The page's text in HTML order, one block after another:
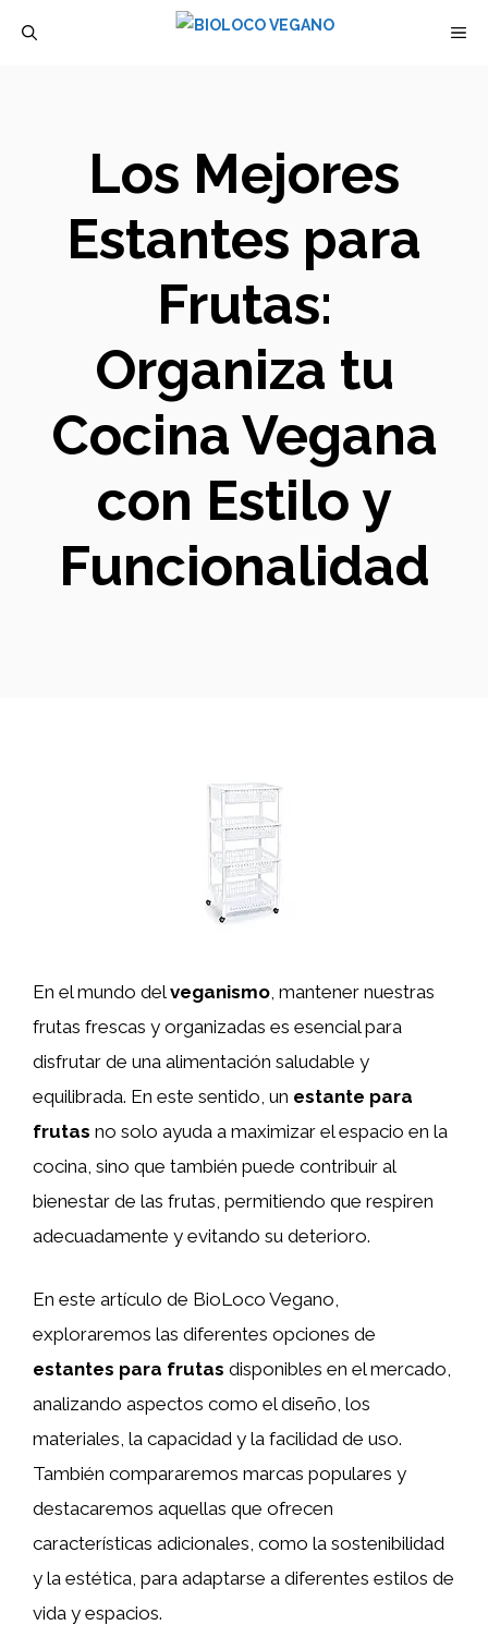
Los Mejores
Estantes para
Frutas:
Organiza tu
Cocina Vegana
con Estilo y
Funcionalidad
En el mundo delveganismo, mantener nuestras
frutas frescas y organizadas es esencial para
disfrutar de una alimentación saludable y
equilibrada. En este sentido, un estante para
frutas no solo ayuda a maximizar el espacio en la
cocina, sino que también puede contribuir al
bienestar de las frutas, permitiendo que respiren
adecuadamente y evitando su deterioro.
En este artículo de BioLoco Vegano,
exploraremos las diferentes opciones de
estantes para frutas disponibles en el mercado,
analizando aspectos como el diseño, los
materiales, la capacidad y la facilidad de uso.
También compararemos marcas populares y
destacaremos aquellas que ofrecen
características adicionales, como la sostenibilidad
y la estética, para adaptarse a diferentes estilos de
vida y espacios.